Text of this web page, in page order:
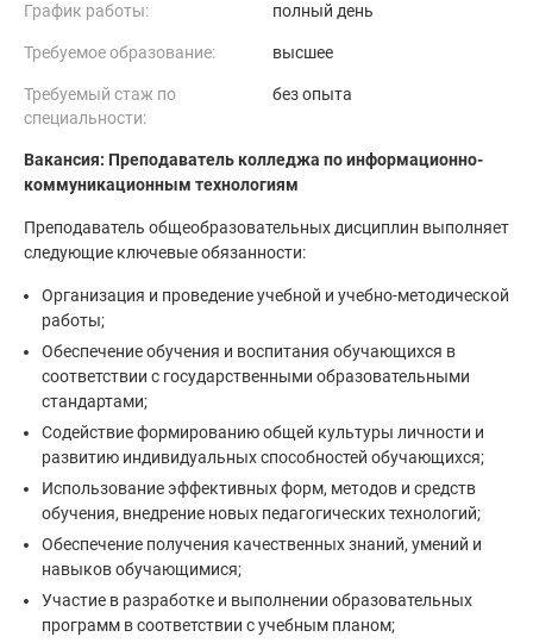
График работы: полный день
Требуемое образование: высшее
Требуемый стаж по
специальности:
без опыта
Вакансия: Преподаватель колледжа по информационно-
коммуникационным технологиям
Преподаватель общеобразовательных дисциплин выполняет
следующие ключевые обязанности:
Организация и проведение учебной и учебно-методической
работы;
Обеспечение обучения и воспитания обучающихся в
соответствии с государственными образовательными
стандартами;
Содействие формированию общей культуры личности и
развитию индивидуальных способностей обучающихся;
Использование эффективных форм, методов и средств
обучения, внедрение новых педагогических технологий;
Обеспечение получения качественных знаний, умений и
навыков обучающимися;
Участие в разработке и выполнении образовательных
программ в соответствии с учебным планом;